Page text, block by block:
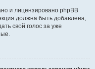
и лицензировано phpBB
должна быть добавлена,
свой голос за уже